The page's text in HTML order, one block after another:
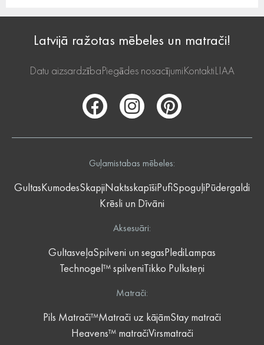
Latvijā ražotas mēbeles un matrači!
Datu aizsardzībaPiegādes nosacījumiKontaktiLIAA
Guļamistabas mēbeles:
GultasKumodesSkapjiNaktsskapīšiPufiSpoguļiPūdergaldi
Krēsli un Dīvāni
Aksesuāri:
GultasveļaSpilveni un segasPlediLampas
Technogel™ spilveniTikko Pulksteņi
Matrači:
Pils Matrači™Matrači uz kājāmStay matrači
Heavens™ matračiVirsmatrači